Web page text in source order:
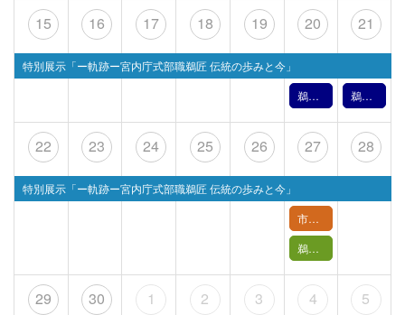
15
特別展示「ー軌跡ー宮内庁式部職鵜匠 伝統の歩みと今」
16 17 18 19 20
鵜飼文化の紹介【6月20日】（2026年）
21
鵜飼文化の紹介【6月21日】（2026年）
22
特別展示「ー軌跡ー宮内庁式部職鵜匠 伝統の歩みと今」
23 24 25 26 27
市民講座「長良川を縁の下で支える～技の環の取り組み～」
鵜飼バックヤードツアー【 6月27日(土) 】
28
29 30 1 2 3 4 5